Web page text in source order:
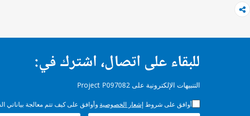
للبقاء على اتصال، اشترك في:
التنبيهات الإلكترونية على Project P097082
أوافق على شروط إشعار الخصوصية وأوافق على كيف تتم معالجة بياناتي